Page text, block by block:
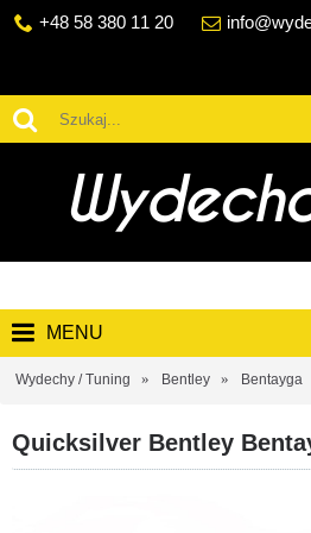
+48 58 380 11 20
MENU
Wydechy / Tuning Bentley Bentayga
Quicksilver Bentley